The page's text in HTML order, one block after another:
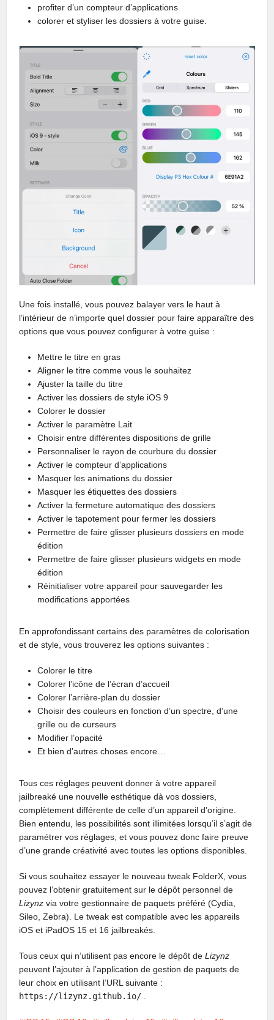
profiter d’un compteur d’applications
colorer et styliser les dossiers à votre guise.
Une fois installé, vous pouvez balayer vers le haut à
l’intérieur de n’importe quel dossier pour faire apparaître des
options que vous pouvez configurer à votre guise :
Mettre le titre en gras
Aligner le titre comme vous le souhaitez
Ajuster la taille du titre
Activer les dossiers de style iOS 9
Colorer le dossier
Activer le paramètre Lait
Choisir entre différentes dispositions de grille
Personnaliser le rayon de courbure du dossier
Activer le compteur d’applications
Masquer les animations du dossier
Masquer les étiquettes des dossiers
Activer la fermeture automatique des dossiers
Activer le tapotement pour fermer les dossiers
Permettre de faire glisser plusieurs dossiers en mode
édition
Permettre de faire glisser plusieurs widgets en mode
édition
Réinitialiser votre appareil pour sauvegarder les
modifications apportées
En approfondissant certains des paramètres de colorisation
et de style, vous trouverez les options suivantes :
Colorer le titre
Colorer l’icône de l’écran d’accueil
Colorer l’arrière-plan du dossier
Choisir des couleurs en fonction d’un spectre, d’une
grille ou de curseurs
Modifier l’opacité
Et bien d’autres choses encore…
Tous ces réglages peuvent donner à votre appareil
jailbreaké une nouvelle esthétique dà vos dossiers,
complètement différente de celle d’un appareil d’origine.
Bien entendu, les possibilités sont illimitées lorsqu’il s’agit de
paramétrer vos réglages, et vous pouvez donc faire preuve
d’une grande créativité avec toutes les options disponibles.
Si vous souhaitez essayer le nouveau tweak FolderX, vous
pouvez l’obtenir gratuitement sur le dépôt personnel de
Lizynz via votre gestionnaire de paquets préféré (Cydia,
Sileo, Zebra). Le tweak est compatible avec les appareils
iOS et iPadOS 15 et 16 jailbreakés.
Tous ceux qui n’utilisent pas encore le dépôt deLizynz
peuvent l’ajouter à l’application de gestion de paquets de
leur choix en utilisant l’URL suivante :
https://lizynz.github.io/ .